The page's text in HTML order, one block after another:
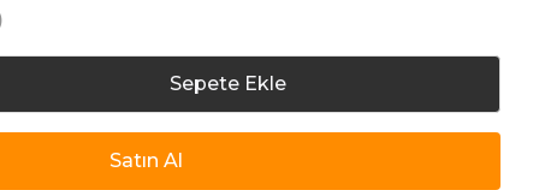
Sepete Ekle
Satın Al